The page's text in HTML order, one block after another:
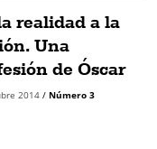
realidad a la
Una
de Óscar
2014 / Número 3